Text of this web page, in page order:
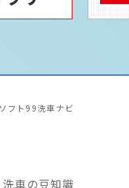
フト99洗車ナビ
洗車の豆知識